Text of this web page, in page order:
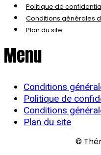
Politique de
Conditions générales
Plan du site
Menu
Conditions
Politique de
Conditions
Plan du site
©